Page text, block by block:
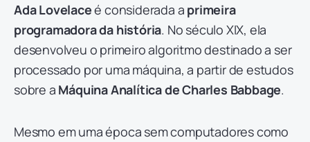
Ada Lovelaceé considerada a primeira
programadora da história. No século XIX, ela
desenvolveu o primeiro algoritmo destinado a ser
processado por uma máquina, a partir de estudos
sobre a Máquina Analítica de Charles Babbage.
Mesmo em uma época sem computadores como